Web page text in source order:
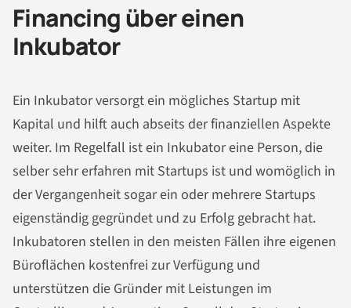
Financing über einen
Inkubator
Ein Inkubator versorgt ein mögliches Startup mit
Kapital und hilft auch abseits der finanziellen Aspekte
weiter. Im Regelfall ist ein Inkubator eine Person, die
selber sehr erfahren mit Startups ist und womöglich in
der Vergangenheit sogar ein oder mehrere Startups
eigenständig gegründet und zu Erfolg gebracht hat.
Inkubatoren stellen in den meisten Fällen ihre eigenen
Büroflächen kostenfrei zur Verfügung und
unterstützen die Gründer mit Leistungen im